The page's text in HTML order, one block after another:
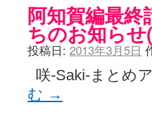
阿知賀編最
ちのお知ら
投稿日: 2013年3月5日
咲-Saki-まとめ
む →